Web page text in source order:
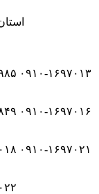
۰۹۱۰-۱۶۹۷۰۱۳
۰۹۱۰-۱۶۹۷۰۱۶
۰۹۱۰-۱۶۹۷۰۲۱